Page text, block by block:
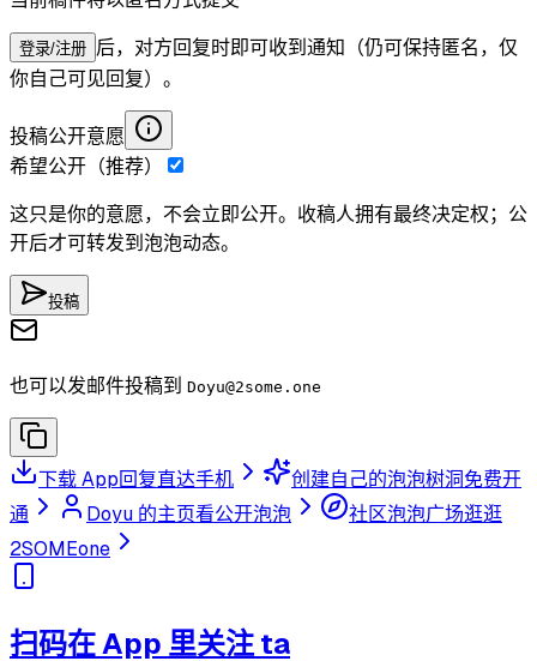
登录/注册 后，对方回复时即可收到通知（仍可保持匿名，仅
你自己可见回复）。
投稿公开意愿
希望公开（推荐）
这只是你的意愿，不会立即公开。收稿人拥有最终决定权；公
开后才可转发到泡泡动态。
投稿
也可以发邮件投稿到 Doyu@2some.one
下载 App回复直达手机 创建自己的泡泡树洞免费开
通
Doyu 的主页看公开泡泡 社区泡泡广场逛逛
2SOMEone
扫码在 App 里关注 ta